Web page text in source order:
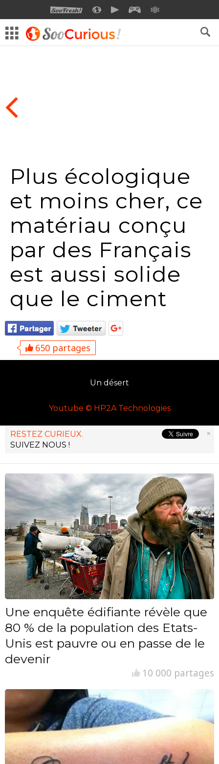
SOOFRESHSOOCURIOUSSOOMOTIONSOOGEEK
Plus écologique
et moins cher, ce
matériau conçu
par des Français
est aussi solide
que le ciment
650 partages
Un désert
Youtube © HP2A Technologies
×
RESTEZ CURIEUX.
SUIVEZ NOUS !
Une enquête édifiante révèle que
80 % de la population des Etats-
Unis est pauvre ou en passe de le
devenir
10 000 partages